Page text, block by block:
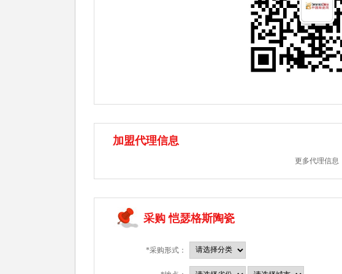
加盟代理信息
更多代理信息
采购 恺瑟格斯陶瓷
*采购形式：